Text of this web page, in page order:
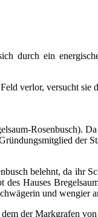
durch ein
verlor, versucht sie
Rosenbusch).
der
belehnt, da ihr
Hauses
und wengier
der Markgrafen